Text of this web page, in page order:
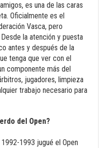
es una de las caras
Oficialmente es el
Vasca, pero
la atención y puesta
antes y después de la
tenga que ver con el
componente más del
jugadores, limpieza
trabajo necesario para
del Open?
1993 jugué el Open